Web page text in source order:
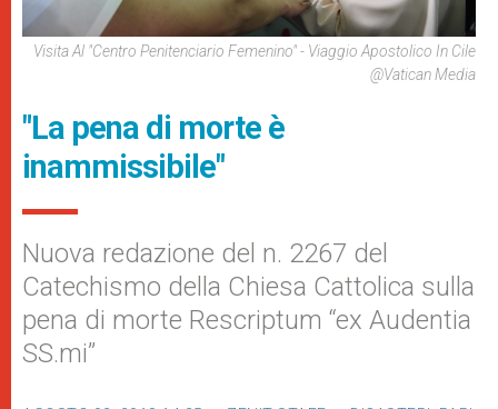
Visita Al "Centro Penitenciario Femenino" - Viaggio Apostolico In Cile
@Vatican Media
"La pena di morte è
inammissibile"
Nuova redazione del n. 2267 del
Catechismo della Chiesa Cattolica sulla
pena di morte Rescriptum “ex Audentia
SS.mi”